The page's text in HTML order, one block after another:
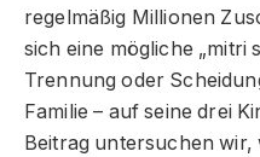
regelmäßig Millionen
sich eine mögliche „mitri
Trennung oder
Familie – auf seine drei
Beitrag untersuchen